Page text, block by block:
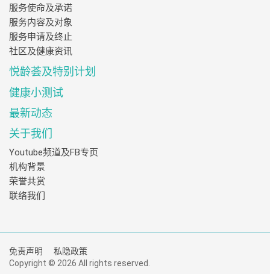
服务使命及承诺
服务内容及对象
服务申请及终止
社区及健康资讯
悦龄荟及特别计划
健康小测试
最新动态
关于我们
Youtube频道及FB专页
机构背景
荣誉共赏
联络我们
免责声明
私隐政策
Copyright © 2026 All rights reserved.